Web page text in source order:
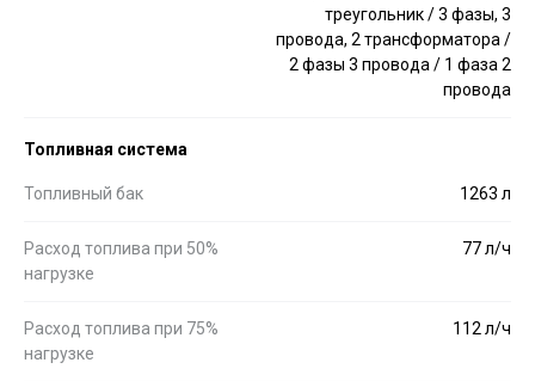
треугольник / 3 фазы, 3
провода, 2 трансформатора /
2 фазы 3 провода / 1 фаза 2
провода
Топливная система
Топливный бак 1263 л
Расход топлива при 50%
нагрузке
77 л/ч
Расход топлива при 75%
нагрузке
112 л/ч